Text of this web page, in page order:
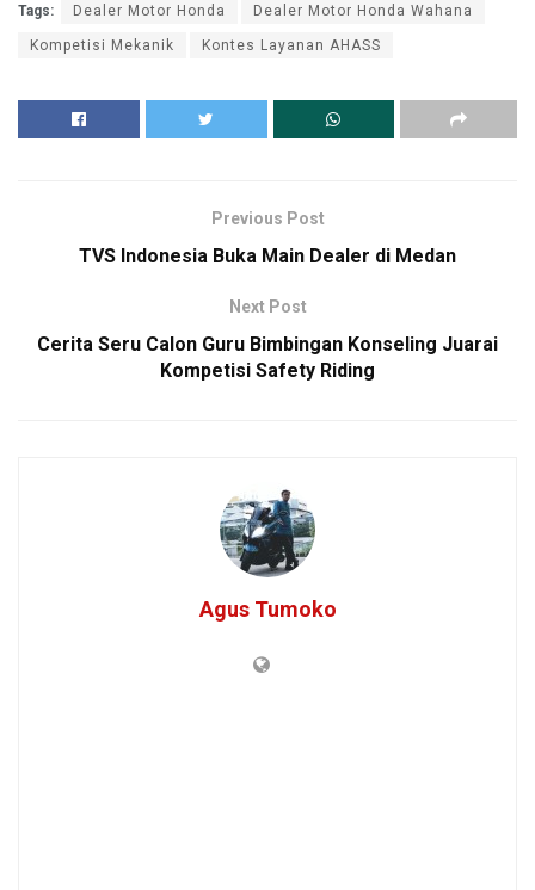
Tags: Dealer Motor Honda Dealer Motor Honda Wahana
Kompetisi Mekanik Kontes Layanan AHASS
Previous Post
TVS Indonesia Buka Main Dealer di Medan
Next Post
Cerita Seru Calon Guru Bimbingan Konseling Juarai
Kompetisi Safety Riding
Agus Tumoko